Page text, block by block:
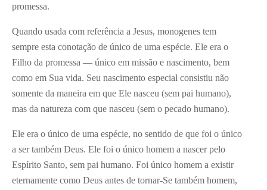
promessa.
Quando usada com referência a Jesus, monogenes tem
sempre esta conotação de único de uma espécie. Ele era o
Filho da promessa — único em missão e nascimento, bem
como em Sua vida. Seu nascimento especial consistiu não
somente da maneira em que Ele nasceu (sem pai humano),
mas da natureza com que nasceu (sem o pecado humano).
Ele era o único de uma espécie, no sentido de que foi o único
a ser também Deus. Ele foi o único homem a nascer pelo
Espírito Santo, sem pai humano. Foi único homem a existir
eternamente como Deus antes de tornar-Se também homem,